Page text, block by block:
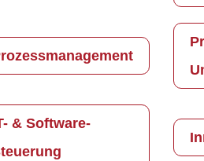
& Software-